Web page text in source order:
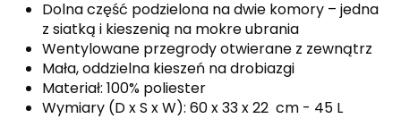
Dolna część podzielona na dwie komory – jedna
z siatką i kieszenią na mokre ubrania
Wentylowane przegrody otwierane z zewnątrz
Mała, oddzielna kieszeń na drobiazgi
Materiał: 100% poliester
Wymiary (D x S x W): 60 x 33 x 22 cm - 45 L